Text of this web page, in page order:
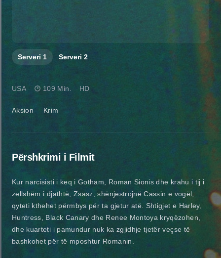
Serveri 1 Serveri 2
Aksion Krim
USA 109 Min. HD
Përshkrimi i Filmit
Kur narcisisti i keq i Gotham, Roman Sionis dhe krahu i tij i
zellshëm i djathtë, Zsasz, shënjestrojnë Cassin e vogël,
qyteti kthehet përmbys për ta gjetur atë. Shtigjet e Harley,
Huntress, Black Canary dhe Renee Montoya kryqëzohen,
dhe kuarteti i pamundur nuk ka zgjidhje tjetër veçse të
bashkohet për të mposhtur Romanin.